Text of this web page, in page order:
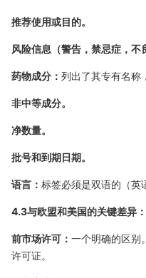
推荐使用或目的。
风险信息（警告，禁忌症，不
药物成分： 列出了其专有名称
非中等成分。
净数量。
批号和到期日期。
语言： 标签必须是双语的（英
4.3与欧盟和美国的关键差异：
前市场许可： 一个明确的区别
许可证。